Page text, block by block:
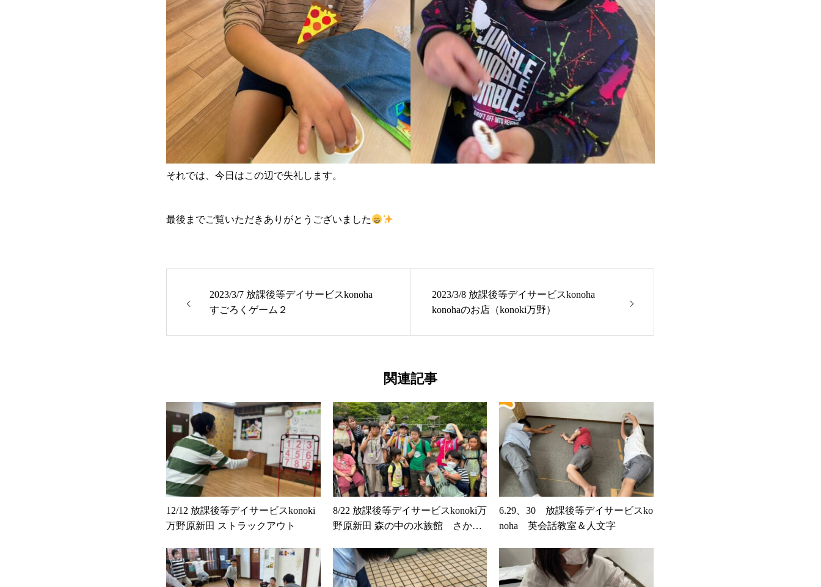
それでは、今日はこの辺で失礼します。
最後までご覧いただきありがとうございました
2023/3/7 放課後等デイサービスkonoha
すごろくゲーム２
2023/3/8 放課後等デイサービスkonoha
konohaのお店（konoki万野）
関連記事
12/12 放課後等デイサービスkonoki
万野原新田 ストラックアウト
8/22 放課後等デイサービスkonoki万
野原新田 森の中の水族館 さかな
6.29、30 放課後等デイサービスko
noha 英会話教室＆人文字